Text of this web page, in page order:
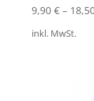
9,90 €–
inkl. MwSt.